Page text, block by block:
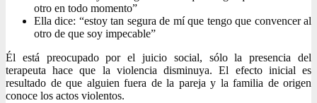
otro en todo momento”
Ella dice: “estoy tan segura de mí que tengo que convencer al
otro de que soy impecable”
Él está preocupado por el juicio social, sólo la presencia del
terapeuta hace que la violencia disminuya. El efecto inicial es
resultado de que alguien fuera de la pareja y la familia de origen
conoce los actos violentos.